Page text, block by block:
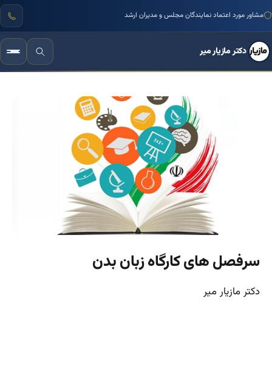
مشاور مورد اعتماد نمایندگان مجلس و مدیران ارشد
دکتر مازیار میر
سرفصل های کارگاه زبان بدن
دکتر مازیار میر